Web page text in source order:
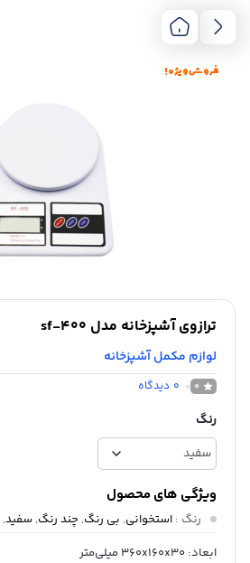
فروش ویژه !
ترازوی آشپزخانه مدل sf-400
لوازم مکمل آشپزخانه
0
0 دیدگاه
رنگ
ویژگی های محصول
رنگ : استخوانی, بی رنگ, چند رنگ, سفید,
ابعاد: 360x160x30 میلی‌متر